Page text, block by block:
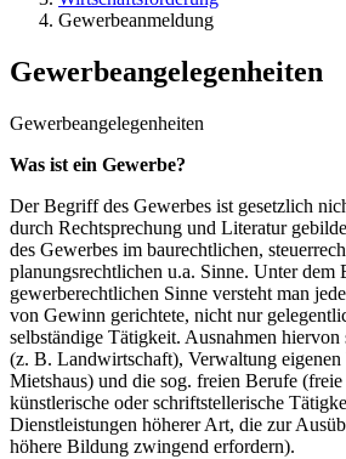
Gewerbeanmeldung
Gewerbeangelegenheiten
Gewerbeangelegenheiten
Was ist ein Gewerbe?
Der Begriff des Gewerbes ist gesetzlich
durch Rechtsprechung und Literatur
des Gewerbes im baurechtlichen,
planungsrechtlichen u.a. Sinne. Unter dem
gewerberechtlichen Sinne versteht man
von Gewinn gerichtete, nicht nur
selbständige Tätigkeit. Ausnahmen
(z. B. Landwirtschaft), Verwaltung eigenen
Mietshaus) und die sog. freien Berufe
künstlerische oder schriftstellerische
Dienstleistungen höherer Art, die zur
höhere Bildung zwingend erfordern).